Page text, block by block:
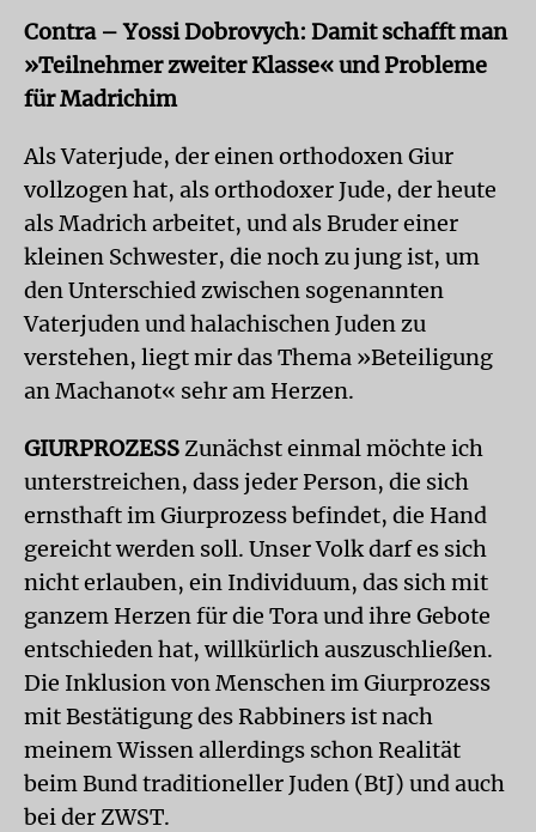
Contra – Yossi Dobrovych: Damit schafft man
»Teilnehmer zweiter Klasse« und Probleme
für Madrichim
Als Vaterjude, der einen orthodoxen Giur
vollzogen hat, als orthodoxer Jude, der heute
als Madrich arbeitet, und als Bruder einer
kleinen Schwester, die noch zu jung ist, um
den Unterschied zwischen sogenannten
Vaterjuden und halachischen Juden zu
verstehen, liegt mir das Thema »Beteiligung
an Machanot« sehr am Herzen.
GIURPROZESSZunächst einmal möchte ich
unterstreichen, dass jeder Person, die sich
ernsthaft im Giurprozess befindet, die Hand
gereicht werden soll. Unser Volk darf es sich
nicht erlauben, ein Individuum, das sich mit
ganzem Herzen für die Tora und ihre Gebote
entschieden hat, willkürlich auszuschließen.
Die Inklusion von Menschen im Giurprozess
mit Bestätigung des Rabbiners ist nach
meinem Wissen allerdings schon Realität
beim Bund traditioneller Juden (BtJ) und auch
bei der ZWST.